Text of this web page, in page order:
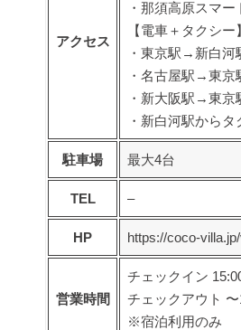
アクセス
・那須高原スマ
【電車＋タクシー】
・東京駅→新白河
・名古屋駅→東京
・新大阪駅→東京
・新白河駅から
駐車場 最大4台
TEL –
HP https://coco-
営業時間
チェックイン
チェックアウト 〜
※宿泊利用のみ